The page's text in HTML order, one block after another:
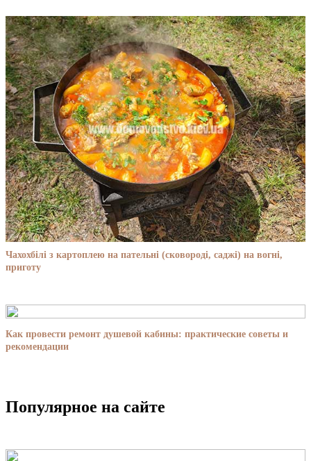
Чахохбілі з картоплею на пательні (сковороді, саджі) на вогні,
приготу
Как провести ремонт душевой кабины: практические советы и
рекомендации
Популярное на сайте